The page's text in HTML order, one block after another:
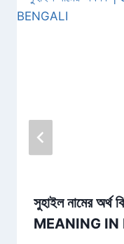
সুহাইল নামের
MEANING IN